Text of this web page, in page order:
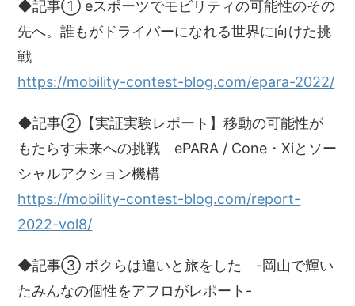
◆記事① eスポーツでモビリティの可能性のその
先へ。誰もがドライバーになれる世界に向けた挑
戦
https://mobility-contest-blog.com/epara-2022/
◆記事②【実証実験レポート】移動の可能性が
もたらす未来への挑戦 ePARA / Cone・Xiとソー
シャルアクション機構
https://mobility-contest-blog.com/report-
2022-vol8/
◆記事③ ボクらは違いと旅をした -岡山で輝い
たみんなの個性をアフロがレポート-